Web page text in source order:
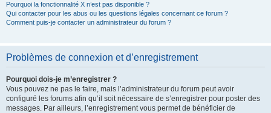
Pourquoi la fonctionnalité X n’est pas disponible ?
Qui contacter pour les abus ou les questions légales concernant ce forum ?
Comment puis-je contacter un administrateur du forum ?
Problèmes de connexion et d’enregistrement
Pourquoi dois-je m’enregistrer ?
Vous pouvez ne pas le faire, mais l’administrateur du forum peut avoir
configuré les forums afin qu’il soit nécessaire de s’enregistrer pour poster des
messages. Par ailleurs, l’enregistrement vous permet de bénéficier de